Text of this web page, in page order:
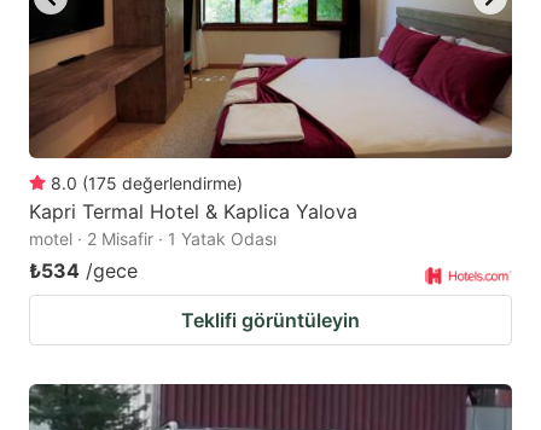
8.0 (175 değerlendirme)
Kapri Termal Hotel & Kaplica Yalova
motel · 2 Misafir · 1 Yatak Odası
₺534 /gece
Teklifi görüntüleyin